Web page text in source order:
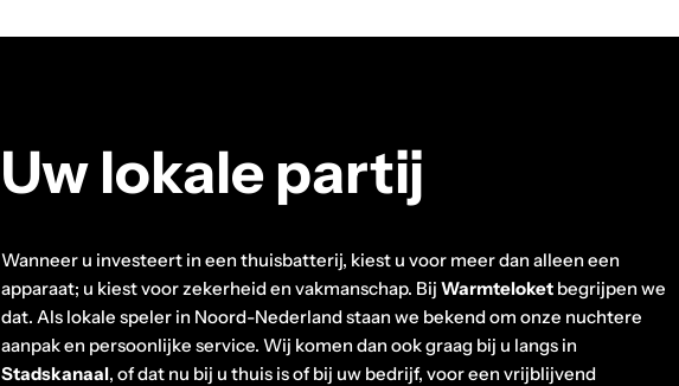
Uw lokale partij
Wanneer u investeert in een thuisbatterij, kiest u voor meer dan alleen een
apparaat; u kiest voor zekerheid en vakmanschap. Bij Warmteloket begrijpen we
dat. Als lokale speler in Noord-Nederland staan we bekend om onze nuchtere
aanpak en persoonlijke service. Wij komen dan ook graag bij u langs in
Stadskanaal, of dat nu bij u thuis is of bij uw bedrijf, voor een vrijblijvend